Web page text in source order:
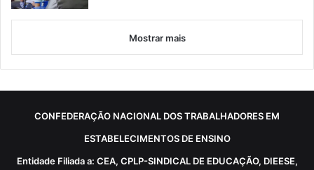
Mostrar mais
CONFEDERAÇÃO NACIONAL DOS TRABALHADORES EM
ESTABELECIMENTOS DE ENSINO
Entidade Filiada a: CEA, CPLP-SINDICAL DE EDUCAÇÃO, DIEESE,